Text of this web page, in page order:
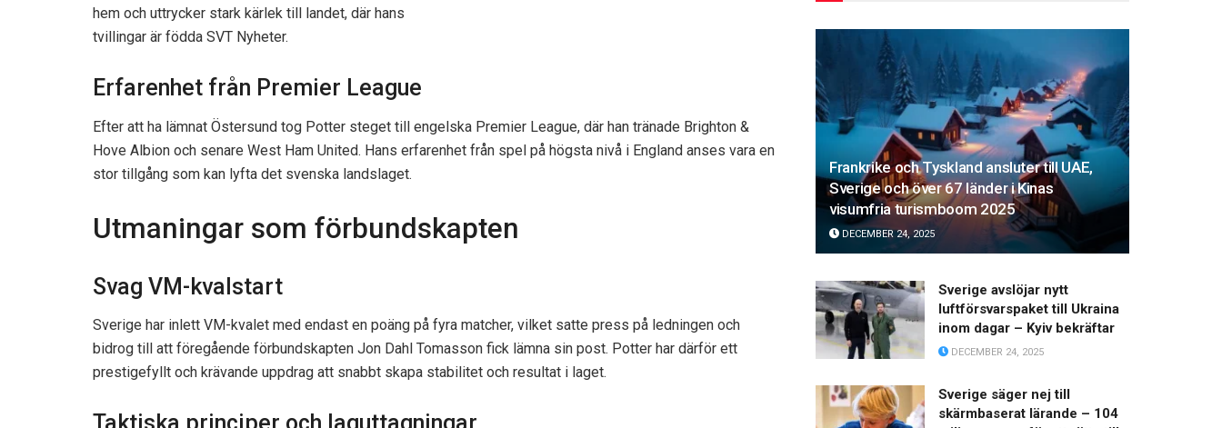
hem och uttrycker stark kärlek till landet, där hans
tvillingar är födda SVT Nyheter.​
Erfarenhet från Premier League
Efter att ha lämnat Östersund tog Potter steget till engelska Premier League, där han tränade Brighton &
Hove Albion och senare West Ham United. Hans erfarenhet från spel på högsta nivå i England anses vara en
stor tillgång som kan lyfta det svenska landslaget.
Utmaningar som förbundskapten
Svag VM-kvalstart
Sverige har inlett VM-kvalet med endast en poäng på fyra matcher, vilket satte press på ledningen och
bidrog till att föregående förbundskapten Jon Dahl Tomasson fick lämna sin post. Potter har därför ett
prestigefyllt och krävande uppdrag att snabbt skapa stabilitet och resultat i laget.​
Frankrike och Tyskland ansluter till UAE,
Sverige och över 67 länder i Kinas
visumfria turismboom 2025
DECEMBER 24, 2025
Sverige avslöjar nytt
luftförsvarspaket till Ukraina
inom dagar – Kyiv bekräftar
DECEMBER 24, 2025
Sverige säger nej till
skärmbaserat lärande – 104